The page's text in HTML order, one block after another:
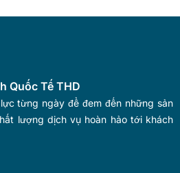
Quốc Tế THD
từng ngày để đem đến những sản
lượng dịch vụ hoàn hảo tới khách